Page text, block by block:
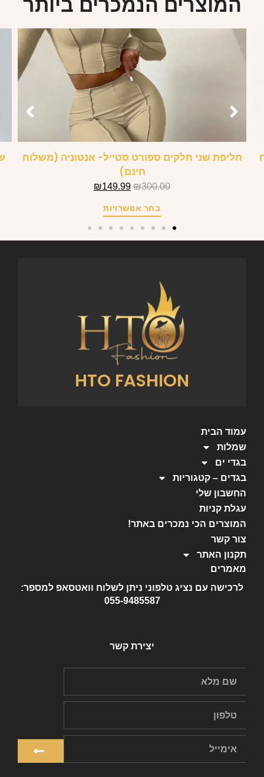
המוצרים הנמכרים ביותר
חליפת שני חלקים ספורט סטייל- אנטוניה (משלוח
חינם)
₪300.00
₪149.99
בחר אפשרויות
HTO FASHION
עמוד הבית
שמלות
בגדי ים
בגדים – קטגוריות
החשבון שלי
עגלת קניות
המוצרים הכי נמכרים באתר!
צור קשר
תקנון האתר
מאמרים
לרכישה עם נציג טלפוני ניתן לשלוח וואטסאפ למספר:
055-9485587
יצירת קשר